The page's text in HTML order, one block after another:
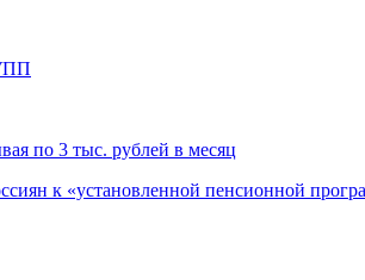
по 3 тыс. рублей в месяц
к «установленной пенсионной